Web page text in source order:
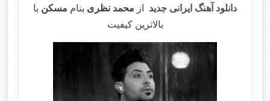
دانلود آهنگ ایرانی جدید از محمد نظری بنام مسکن با
بالاترین کیفیت